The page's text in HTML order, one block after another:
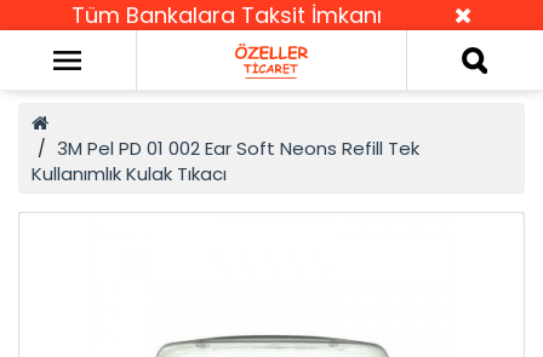
Tüm Bankalara Taksit İmkanı
3M Pel PD 01 002 Ear Soft Neons Refill Tek
Kullanımlık Kulak Tıkacı